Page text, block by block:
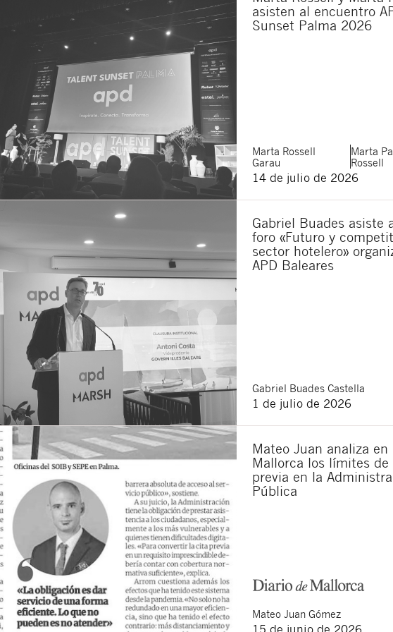
asisten al encuentro
Sunset Palma 2026
Marta Rossell
Garau
Marta
Rossell
14 de julio de 2026
Gabriel Buades asiste
foro «Futuro y
sector hotelero»
APD Baleares
Gabriel Buades Castella
1 de julio de 2026
Mateo Juan analiza en
Mallorca los límites
previa en la
Pública
Mateo Juan Gómez
15 de junio de 2026